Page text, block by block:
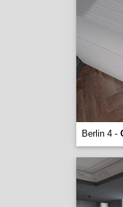
Berlin 4 -